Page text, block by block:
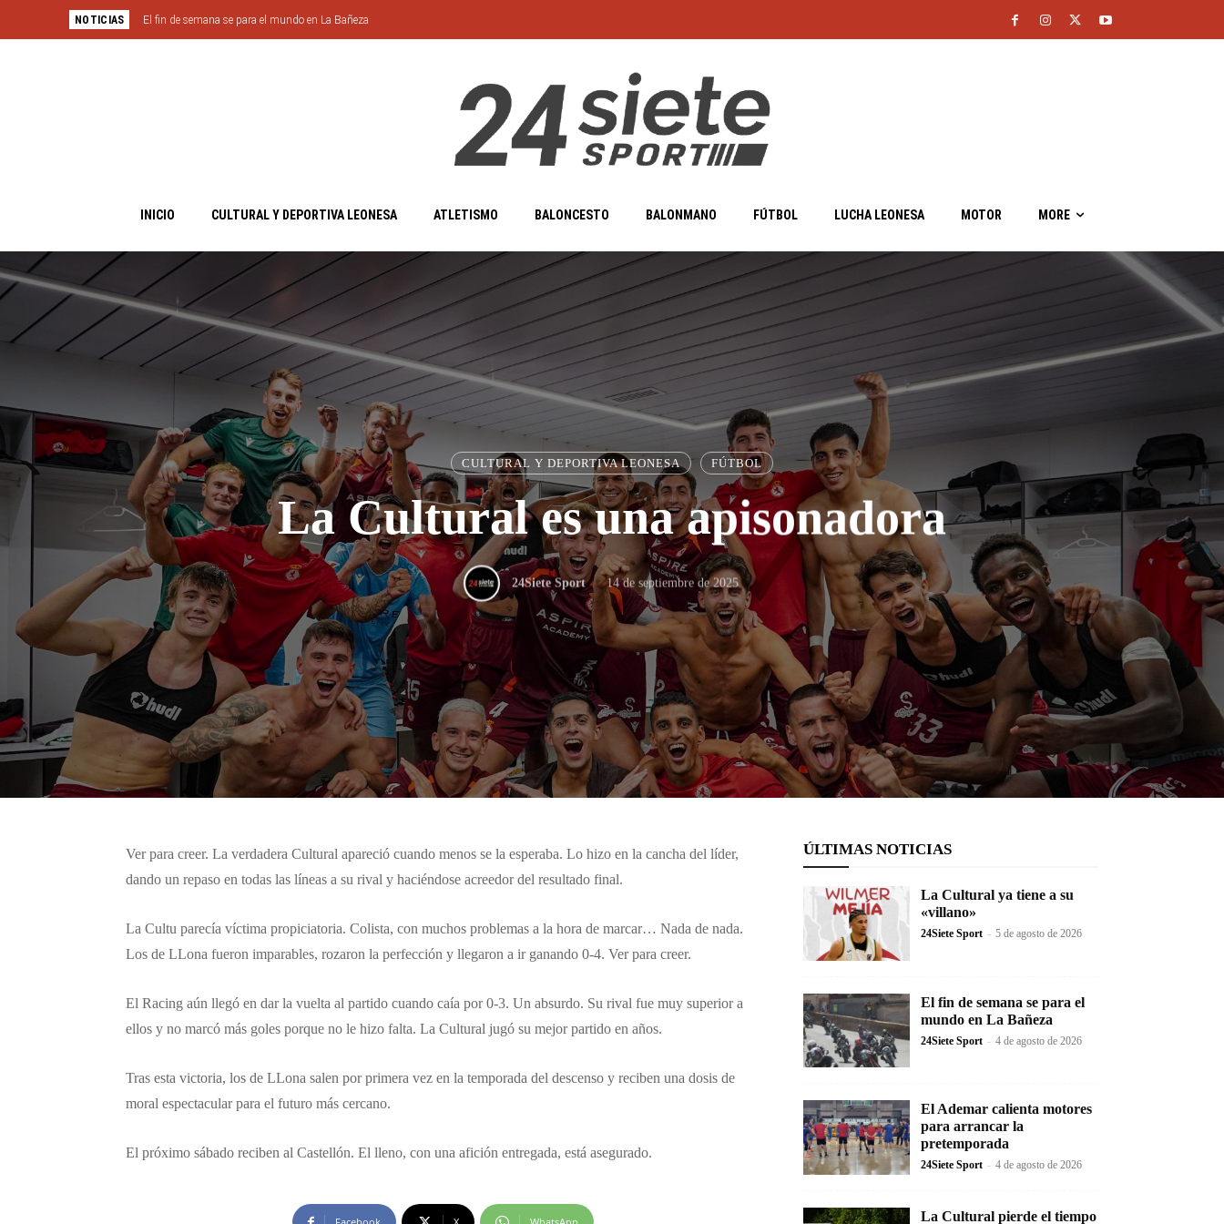
NOTICIAS El fin de semana se para el mundo en La Bañeza
INICIO CULTURAL Y DEPORTIVA LEONESA ATLETISMO BALONCESTO BALONMANO FÚTBOL LUCHA LEONESA MOTOR MORE
CULTURAL Y DEPORTIVA LEONESA FÚTBOL
La Cultural es una apisonadora
24Siete Sport 14 de septiembre de 2025
Ver para creer. La verdadera Cultural apareció cuando menos se la esperaba. Lo hizo en la cancha del líder,
dando un repaso en todas las líneas a su rival y haciéndose acreedor del resultado final.
La Cultu parecía víctima propiciatoria. Colista, con muchos problemas a la hora de marcar… Nada de nada.
Los de LLona fueron imparables, rozaron la perfección y llegaron a ir ganando 0-4. Ver para creer.
El Racing aún llegó en dar la vuelta al partido cuando caía por 0-3. Un absurdo. Su rival fue muy superior a
ellos y no marcó más goles porque no le hizo falta. La Cultural jugó su mejor partido en años.
Tras esta victoria, los de LLona salen por primera vez en la temporada del descenso y reciben una dosis de
moral espectacular para el futuro más cercano.
El próximo sábado reciben al Castellón. El lleno, con una afición entregada, está asegurado.
ÚLTIMAS NOTICIAS
La Cultural ya tiene a su
«villano»
24Siete Sport - 5 de agosto de 2026
El fin de semana se para el
mundo en La Bañeza
24Siete Sport - 4 de agosto de 2026
El Ademar calienta motores
para arrancar la
pretemporada
24Siete Sport - 4 de agosto de 2026
La Cultural pierde el tiempo